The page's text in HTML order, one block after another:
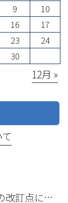
9
10
16
17
23
24
30
12月 »
2025年版 心不全診療ガイドラインの改訂点について